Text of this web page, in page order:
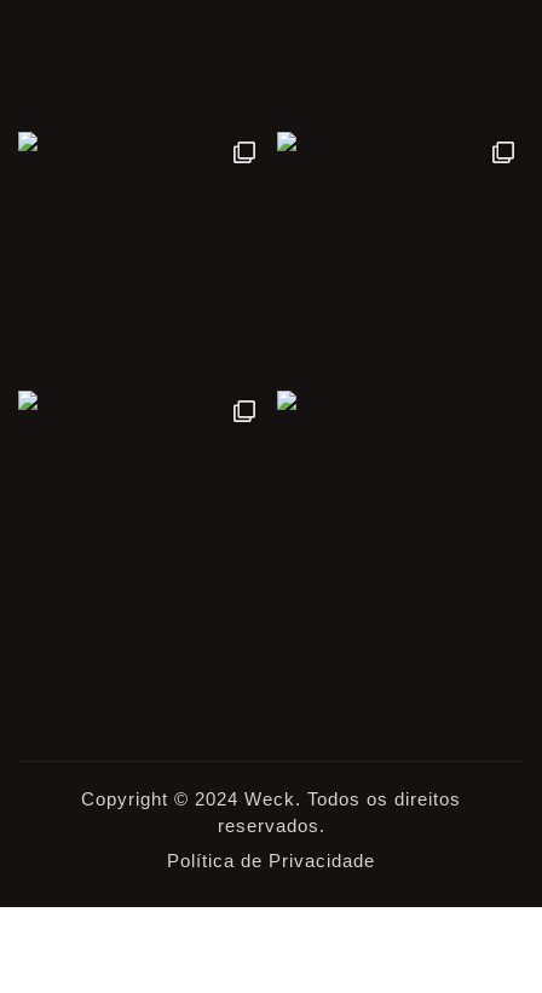
Copyright © 2024 Weck. Todos os direitos
reservados.
Política de Privacidade